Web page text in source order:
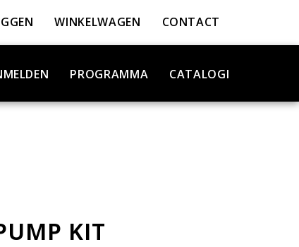
WINKELWAGEN CONTACT
PROGRAMMA CATALOGI
KIT